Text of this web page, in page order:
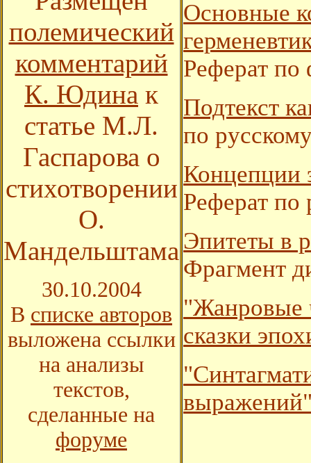
Основные
Реферат
Подтекст
по
Концепции
Реферат по
Эпитеты в
Фрагмент
"Жанровые
сказки
полемический
комментарий
К. Юдина к
статье М.Л.
Гаспарова о
стихотворении
О.
Мандельштама
30.10.2004
В списке авторов
выложена ссылки
на анализы
текстов,
сделанные на
форуме